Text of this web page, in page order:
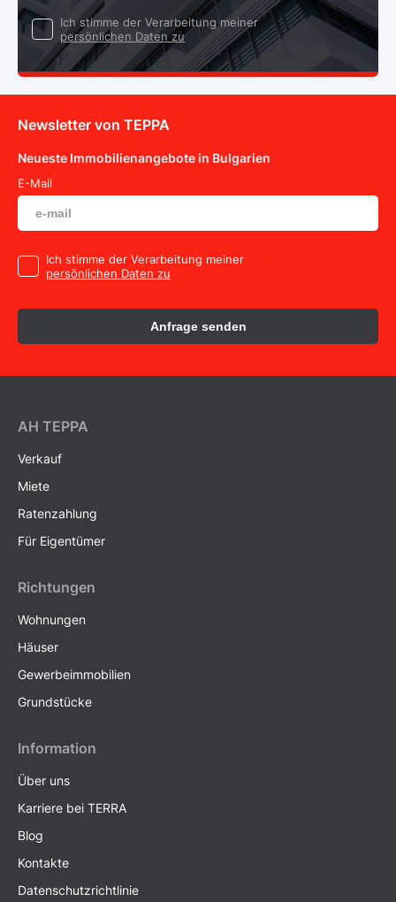
Ich stimme der Verarbeitung meiner
persönlichen Daten zu
Newsletter von TEPPA
Neueste Immobilienangebote in Bulgarien
E-Mail
Ich stimme der Verarbeitung meiner
persönlichen Daten zu
Anfrage senden
AH ТEPPA
Verkauf
Miete
Ratenzahlung
Für Eigentümer
Richtungen
Wohnungen
Häuser
Gewerbeimmobilien
Grundstücke
Information
Über uns
Karriere bei TERRA
Blog
Kontakte
Datenschutzrichtlinie